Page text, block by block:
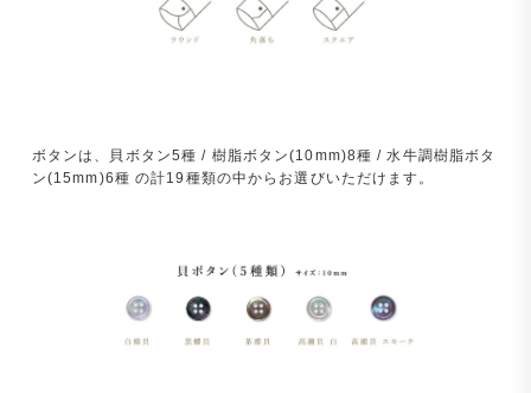
ボタンは、貝ボタン5種 / 樹脂ボタン(10mm)8種 / 水牛調樹脂ボタ
ン(15mm)6種 の計19種類の中からお選びいただけます。